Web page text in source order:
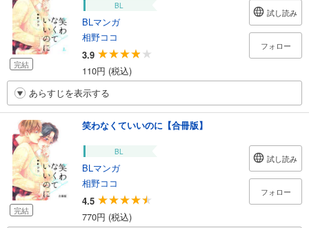
完結
BL
BLマンガ
相野ココ
3.9
110円 (税込)
試し読み
フォロー
あらすじを表示する
完結
笑わなくていいのに【合冊版】
BL
BLマンガ
相野ココ
4.5
770円 (税込)
試し読み
フォロー